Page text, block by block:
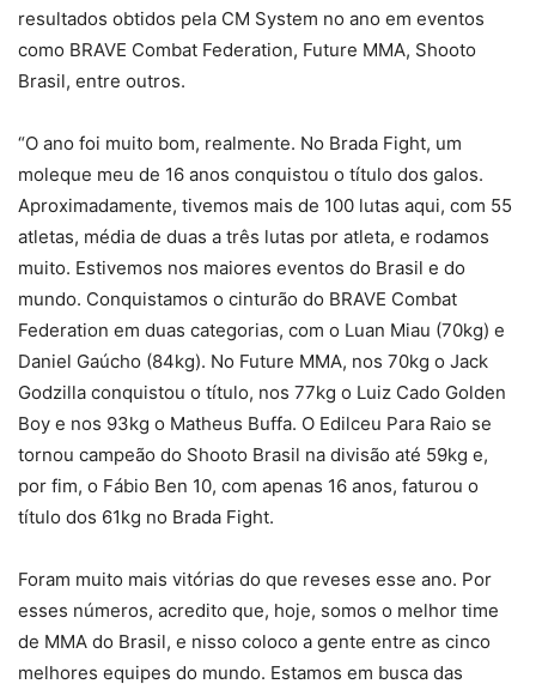
resultados obtidos pela CM System no ano em eventos
como BRAVE Combat Federation, Future MMA, Shooto
Brasil, entre outros.
“O ano foi muito bom, realmente. No Brada Fight, um
moleque meu de 16 anos conquistou o título dos galos.
Aproximadamente, tivemos mais de 100 lutas aqui, com 55
atletas, média de duas a três lutas por atleta, e rodamos
muito. Estivemos nos maiores eventos do Brasil e do
mundo. Conquistamos o cinturão do BRAVE Combat
Federation em duas categorias, com o Luan Miau (70kg) e
Daniel Gaúcho (84kg). No Future MMA, nos 70kg o Jack
Godzilla conquistou o título, nos 77kg o Luiz Cado Golden
Boy e nos 93kg o Matheus Buffa. O Edilceu Para Raio se
tornou campeão do Shooto Brasil na divisão até 59kg e,
por fim, o Fábio Ben 10, com apenas 16 anos, faturou o
título dos 61kg no Brada Fight.
Foram muito mais vitórias do que reveses esse ano. Por
esses números, acredito que, hoje, somos o melhor time
de MMA do Brasil, e nisso coloco a gente entre as cinco
melhores equipes do mundo. Estamos em busca das